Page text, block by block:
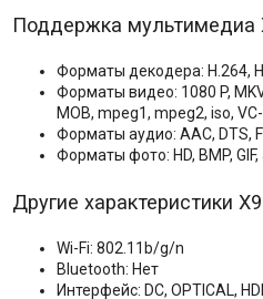
Поддержка мультимедиа
Форматы декодера: H.264,
Форматы видео: 1080 P,
МОВ, mpeg1, mpeg2, iso, VC-
Форматы аудио: AAC, DTS,
Форматы фото: HD, BMP, GIF,
Другие характеристики
Wi-Fi: 802.11b/g/n
Bluetooth: Нет
Интерфейс: DC, OPTICAL,